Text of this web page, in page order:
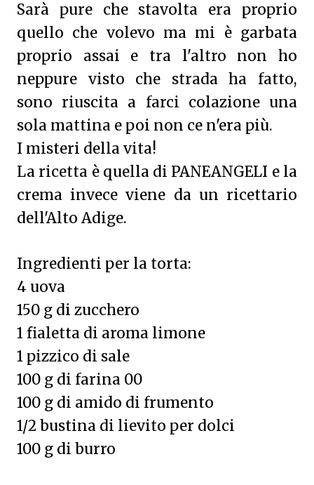
Sarà pure che stavolta era proprio
quello che volevo ma mi è garbata
proprio assai e tra l'altro non ho
neppure visto che strada ha fatto,
sono riuscita a farci colazione una
sola mattina e poi non ce n'era più.
I misteri della vita!
La ricetta è quella di PANEANGELI e la
crema invece viene da un ricettario
dell'Alto Adige.
Ingredienti per la torta:
4 uova
150 g di zucchero
1 fialetta di aroma limone
1 pizzico di sale
100 g di farina 00
100 g di amido di frumento
1/2 bustina di lievito per dolci
100 g di burro